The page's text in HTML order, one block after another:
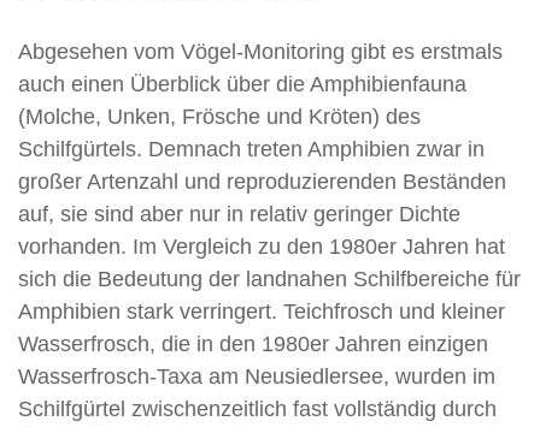
Abgesehen vom Vögel-Monitoring gibt es erstmals
auch einen Überblick über die Amphibienfauna
(Molche, Unken, Frösche und Kröten) des
Schilfgürtels. Demnach treten Amphibien zwar in
großer Artenzahl und reproduzierenden Beständen
auf, sie sind aber nur in relativ geringer Dichte
vorhanden. Im Vergleich zu den 1980er Jahren hat
sich die Bedeutung der landnahen Schilfbereiche für
Amphibien stark verringert. Teichfrosch und kleiner
Wasserfrosch, die in den 1980er Jahren einzigen
Wasserfrosch-Taxa am Neusiedlersee, wurden im
Schilfgürtel zwischenzeitlich fast vollständig durch